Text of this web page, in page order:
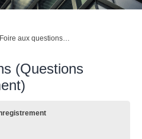
Foire aux questions (Questions posées fréquemment)
(Questions